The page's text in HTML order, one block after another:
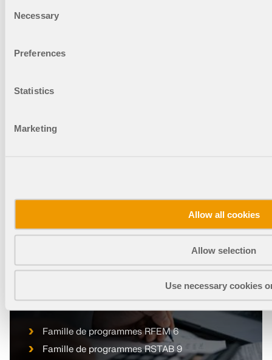
Selection
Necessary
Preferences
Statistics
Marketing
Allow all cookies
Allow selection
Use necessary cookies
Apprenez les meilleures pratiques pour l'analyse
bâtiments.
Configurez votre propre package de logiciels et
trouvez les prix en ligne !
Famille de programmes RFEM 6
Famille de programmes RSTAB 9